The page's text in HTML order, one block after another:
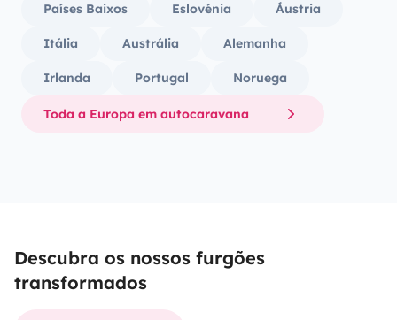
Países Baixos Eslovénia Áustria
Itália Austrália Alemanha
Irlanda Portugal Noruega
Toda a Europa em autocaravana
Descubra os nossos furgões
transformados